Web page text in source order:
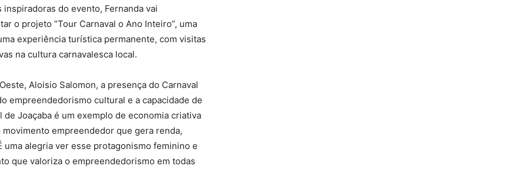
inspiradoras do evento, Fernanda vai
o projeto “Tour Carnaval o Ano Inteiro”, uma
experiência turística permanente, com visitas
na cultura carnavalesca local.
Aloisio Salomon, a presença do Carnaval
empreendedorismo cultural e a capacidade de
Joaçaba é um exemplo de economia criativa
empreendedor que gera renda,
alegria ver esse protagonismo feminino e
que valoriza o empreendedorismo em todas